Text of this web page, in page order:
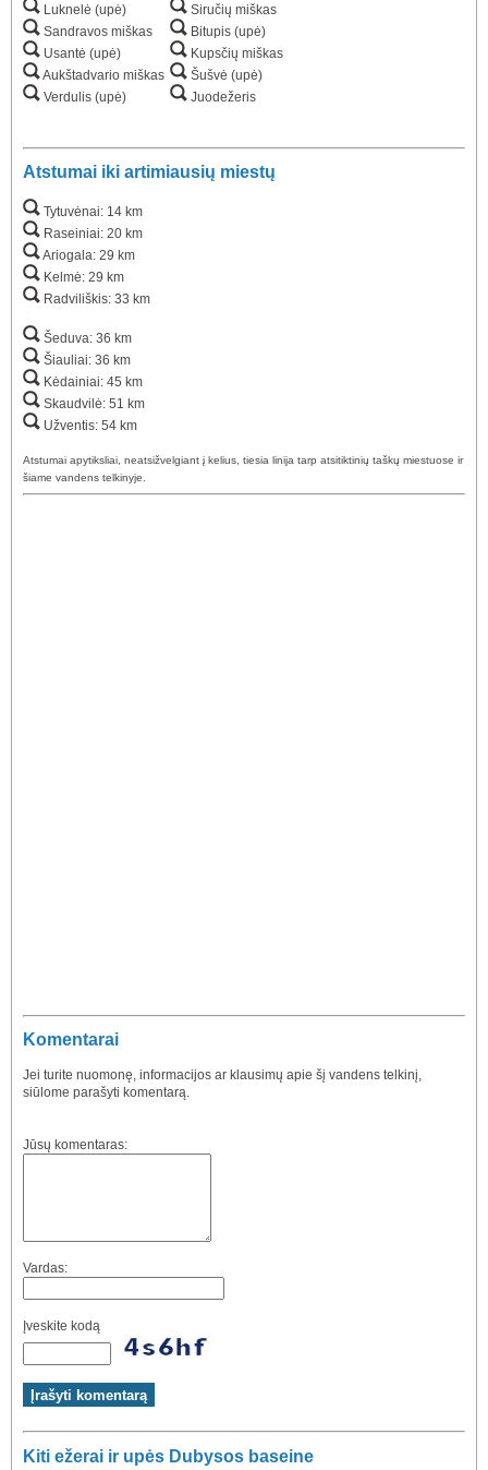
Luknelė (upė)
Sandravos miškas
Usantė (upė)
Aukštadvario miškas
Verdulis (upė)
Siručių miškas
Bitupis (upė)
Kupsčių miškas
Šušvė (upė)
Juodežeris
Atstumai iki artimiausių miestų
Tytuvėnai: 14 km
Raseiniai: 20 km
Ariogala: 29 km
Kelmė: 29 km
Radviliškis: 33 km
Šeduva: 36 km
Šiauliai: 36 km
Kėdainiai: 45 km
Skaudvilė: 51 km
Užventis: 54 km
Atstumai apytiksliai, neatsižvelgiant į kelius, tiesia linija tarp atsitiktinių taškų miestuose ir
šiame vandens telkinyje.
Komentarai
Jei turite nuomonę, informacijos ar klausimų apie šį vandens telkinį,
siūlome parašyti komentarą.
Jūsų komentaras:
Vardas:
Įveskite kodą
Kiti ežerai ir upės Dubysos baseine